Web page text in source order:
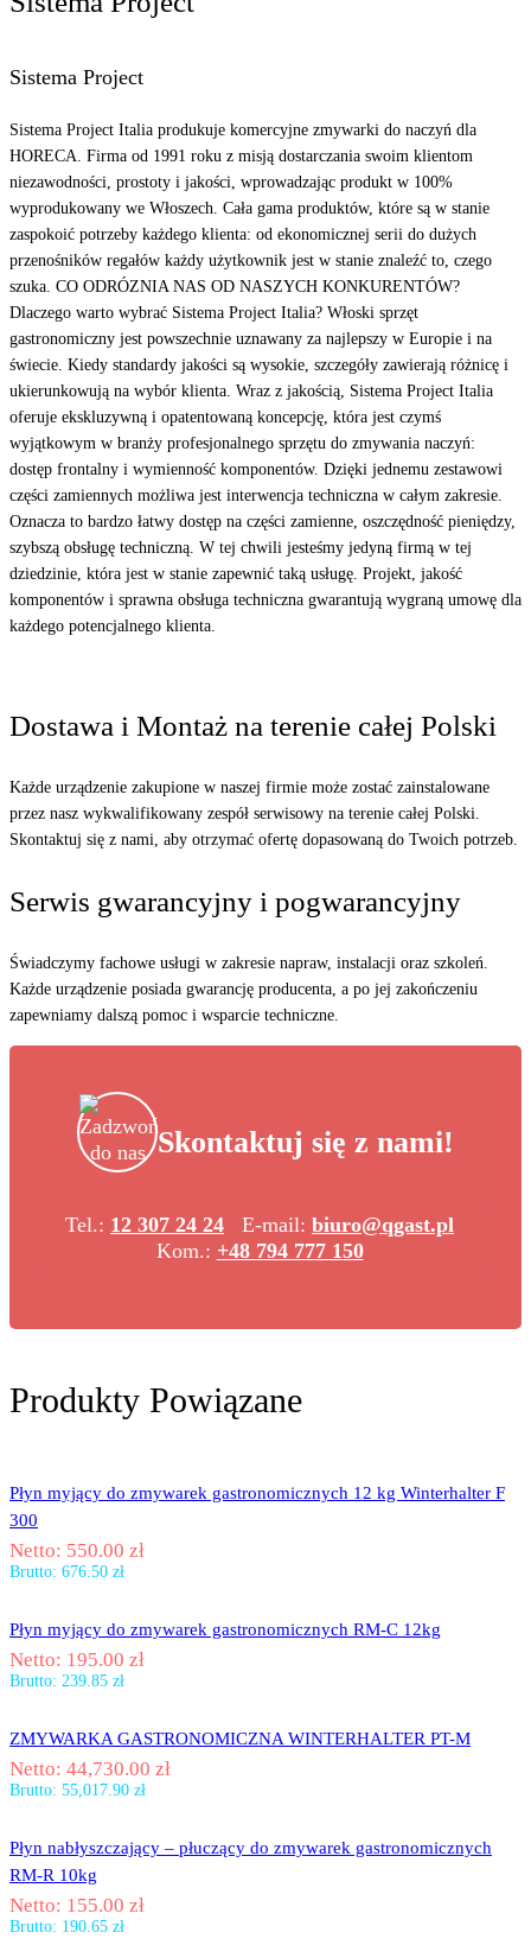
Sistema Project
Sistema Project Italia produkuje komercyjne zmywarki do naczyń dla
HORECA. Firma od 1991 roku z misją dostarczania swoim klientom
niezawodności, prostoty i jakości, wprowadzając produkt w 100%
wyprodukowany we Włoszech. Cała gama produktów, które są w stanie
zaspokoić potrzeby każdego klienta: od ekonomicznej serii do dużych
przenośników regałów każdy użytkownik jest w stanie znaleźć to, czego
szuka. CO ODRÓZNIA NAS OD NASZYCH KONKURENTÓW?
Dlaczego warto wybrać Sistema Project Italia? Włoski sprzęt
gastronomiczny jest powszechnie uznawany za najlepszy w Europie i na
świecie. Kiedy standardy jakości są wysokie, szczegóły zawierają różnicę i
ukierunkowują na wybór klienta. Wraz z jakością, Sistema Project Italia
oferuje ekskluzywną i opatentowaną koncepcję, która jest czymś
wyjątkowym w branży profesjonalnego sprzętu do zmywania naczyń:
dostęp frontalny i wymienność komponentów. Dzięki jednemu zestawowi
części zamiennych możliwa jest interwencja techniczna w całym zakresie.
Oznacza to bardzo łatwy dostęp na części zamienne, oszczędność pieniędzy,
szybszą obsługę techniczną. W tej chwili jesteśmy jedyną firmą w tej
dziedzinie, która jest w stanie zapewnić taką usługę. Projekt, jakość
komponentów i sprawna obsługa techniczna gwarantują wygraną umowę dla
każdego potencjalnego klienta.
Dostawa i Montaż na terenie całej Polski
Każde urządzenie zakupione w naszej firmie może zostać zainstalowane
przez nasz wykwalifikowany zespół serwisowy na terenie całej Polski.
Skontaktuj się z nami, aby otrzymać ofertę dopasowaną do Twoich potrzeb.
Serwis gwarancyjny i pogwarancyjny
Świadczymy fachowe usługi w zakresie napraw, instalacji oraz szkoleń.
Każde urządzenie posiada gwarancję producenta, a po jej zakończeniu
zapewniamy dalszą pomoc i wsparcie techniczne.
Skontaktuj się z nami!
Tel.: 12 307 24 24 E-mail: biuro@qgast.pl
Kom.: +48 794 777 150
Produkty Powiązane
Płyn myjący do zmywarek gastronomicznych 12 kg Winterhalter F
300
Netto: 550.00 zł
Brutto: 676.50 zł
Płyn myjący do zmywarek gastronomicznych RM-C 12kg
Netto: 195.00 zł
Brutto: 239.85 zł
ZMYWARKA GASTRONOMICZNA WINTERHALTER PT-M
Netto: 44,730.00 zł
Brutto: 55,017.90 zł
Płyn nabłyszczający – płuczący do zmywarek gastronomicznych
RM-R 10kg
Netto: 155.00 zł
Brutto: 190.65 zł